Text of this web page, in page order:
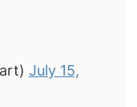
July 15,